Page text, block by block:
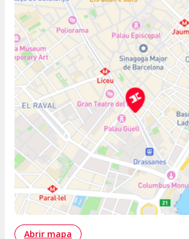
Abrir mapa